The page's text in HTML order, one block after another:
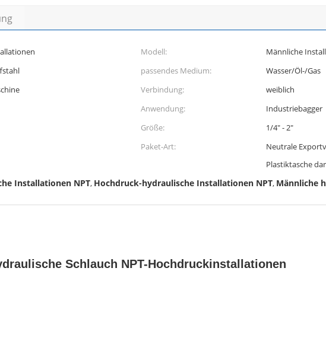
Modell:
Männliche
passendes Medium:
Wasser/Öl-/Gas
Verbindung:
weiblich
Anwendung:
Industriebagger
Größe:
1/4" - 2"
Paket-Art:
Neutrale
Plastiktasche
Installationen NPT, Hochdruck-hydraulische Installationen NPT, Männliche
Schlauch NPT-Hochdruckinstallationen